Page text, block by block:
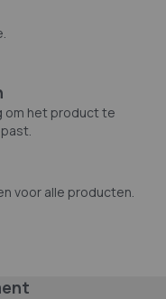
om het product te
voor alle producten.